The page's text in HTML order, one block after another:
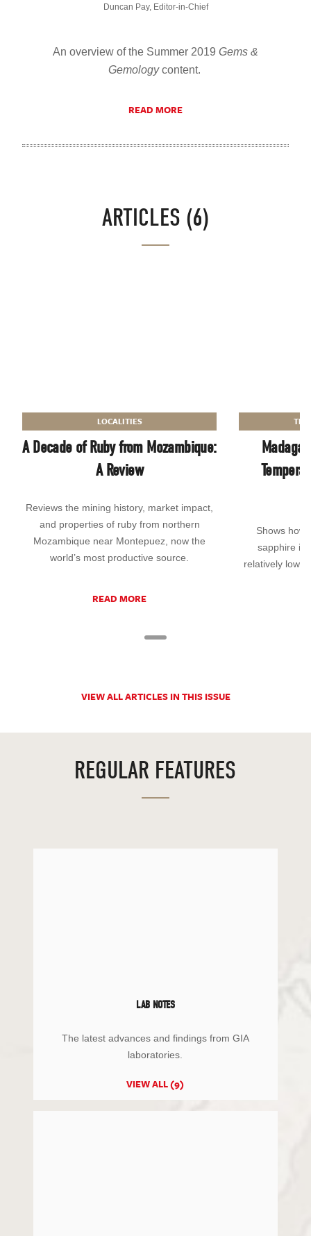
Duncan Pay, Editor-in-Chief
An overview of the Summer 2019 Gems &
Gemologycontent.
READ MORE
ARTICLES (6)
LOCALITIES
A Decade of Ruby from Mozambique:
A Review
Reviews the mining history, market impact,
and properties of ruby from northern
Mozambique near Montepuez, now the
world’s most productive source.
READ MORE
Shows how
sapphire is
relatively low
VIEW ALL ARTICLES IN THIS ISSUE
REGULAR FEATURES
LAB NOTES
The latest advances and findings from GIA
laboratories.
VIEW ALL (9)